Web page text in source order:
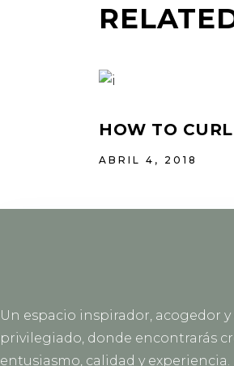
HOW TO
ABRIL 4, 2018
Un espacio inspirador, acogedor
privilegiado, donde encontrarás
entusiasmo, calidad y experiencia.